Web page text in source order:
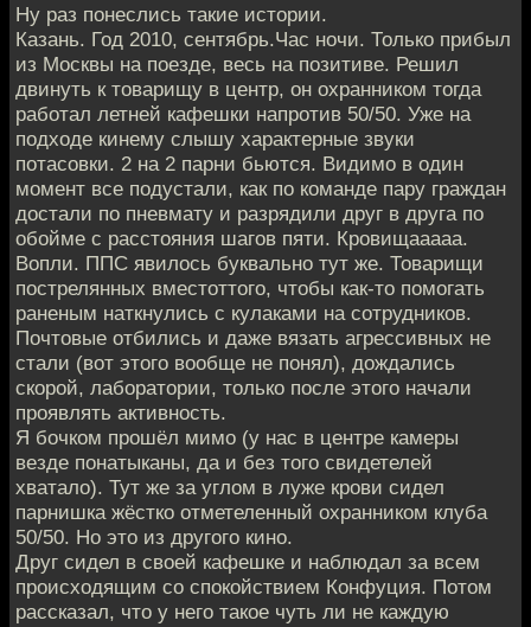
Ну раз понеслись такие истории.
Казань. Год 2010, сентябрь.Час ночи. Только прибыл
из Москвы на поезде, весь на позитиве. Решил
двинуть к товарищу в центр, он охранником тогда
работал летней кафешки напротив 50/50. Уже на
подходе кинему слышу характерные звуки
потасовки. 2 на 2 парни бьются. Видимо в один
момент все подустали, как по команде пару граждан
достали по пневмату и разрядили друг в друга по
обойме с расстояния шагов пяти. Кровищааааа.
Вопли. ППС явилось буквально тут же. Товарищи
пострелянных вместоттого, чтобы как-то помогать
раненым наткнулись с кулаками на сотрудников.
Почтовые отбились и даже вязать агрессивных не
стали (вот этого вообще не понял), дождались
скорой, лаборатории, только после этого начали
проявлять активность.
Я бочком прошёл мимо (у нас в центре камеры
везде понатыканы, да и без того свидетелей
хватало). Тут же за углом в луже крови сидел
парнишка жёстко отметеленный охранником клуба
50/50. Но это из другого кино.
Друг сидел в своей кафешке и наблюдал за всем
происходящим со спокойствием Конфуция. Потом
рассказал, что у него такое чуть ли не каждую